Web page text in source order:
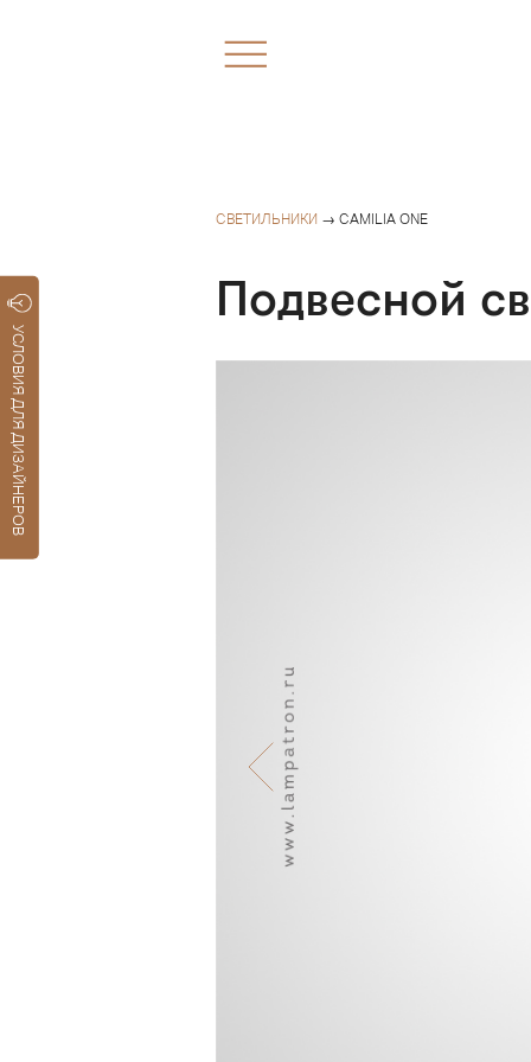
УСЛОВИЯ ДЛЯ ДИЗАЙНЕРОВ
СВЕТИЛЬНИКИ → CAMILIA ONE
Подвесной